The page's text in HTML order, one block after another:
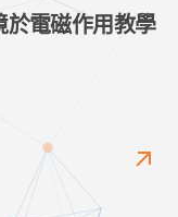
於電磁作用教學